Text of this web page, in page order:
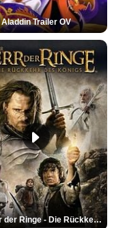
Aladdin Trailer OV
Der Herr der Ringe - Die Rückkehr des Königs Trailer OV